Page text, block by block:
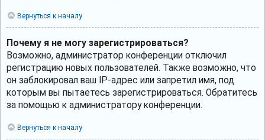
Вернуться к началу
Почему я не могу зарегистрироваться?
Возможно, администратор конференции отключил
регистрацию новых пользователей. Также возможно, что
он заблокировал ваш IP-адрес или запретил имя, под
которым вы пытаетесь зарегистрироваться. Обратитесь
за помощью к администратору конференции.
Вернуться к началу